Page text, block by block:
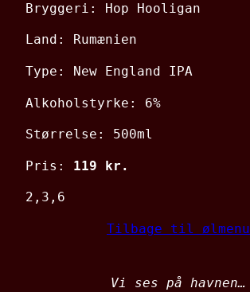
Bryggeri: Hop Hooligan
Land: Rumænien
Type: New England IPA
Alkoholstyrke: 6%
Størrelse: 500ml
Pris: 119 kr.
2,3,6
Tilbage til ølmenu
Vi ses på havnen…